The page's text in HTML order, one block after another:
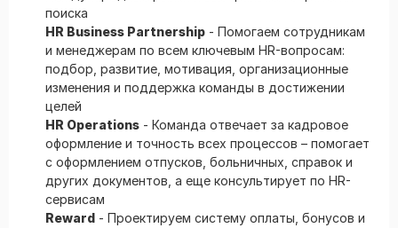
поиска
HR Business Partnership - Помогаем сотрудникам
и менеджерам по всем ключевым HR-вопросам:
подбор, развитие, мотивация, организационные
изменения и поддержка команды в достижении
целей
HR Operations - Команда отвечает за кадровое
оформление и точность всех процессов – помогает
с оформлением отпусков, больничных, справок и
других документов, а еще консультирует по HR-
сервисам
Reward - Проектируем систему оплаты, бонусов и